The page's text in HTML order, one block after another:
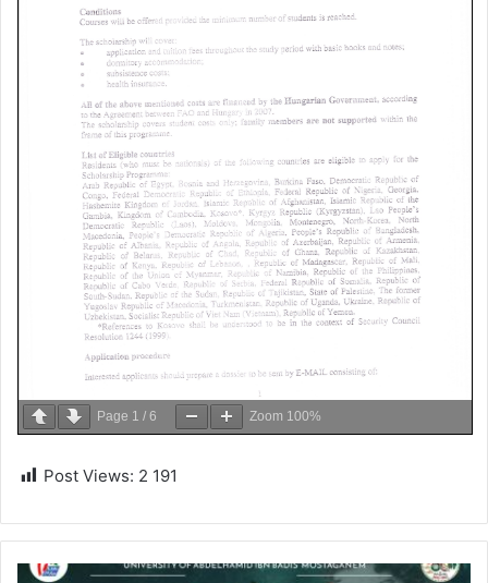
Page 1 / 6 Zoom 100%
Post Views: 2 191